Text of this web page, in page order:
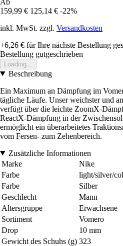
159,99 € 125,14 € -22%
inkl. MwSt. zzgl. Versandkosten
+6,26 € für Ihre nächste Bestellung
Bestellung gutgeschrieben
Loading...
Beschreibung
Ein Maximum an Dämpfung im
tägliche Läufe. Unser weichster und
verfügt über die leichte ZoomX-
ReactX-Dämpfung in der
ermöglicht ein überarbeitetes
vom Fersen- zum Zehenbereich.
Zusätzliche Informationen
Marke
Nike
Farbe
light/silver/
Farbe
Silber
Geschlecht
Mann
Altersgruppe
Erwachsene
Sortiment
Vomero
Drop
10 mm
Gewicht des Schuhs (g) 323